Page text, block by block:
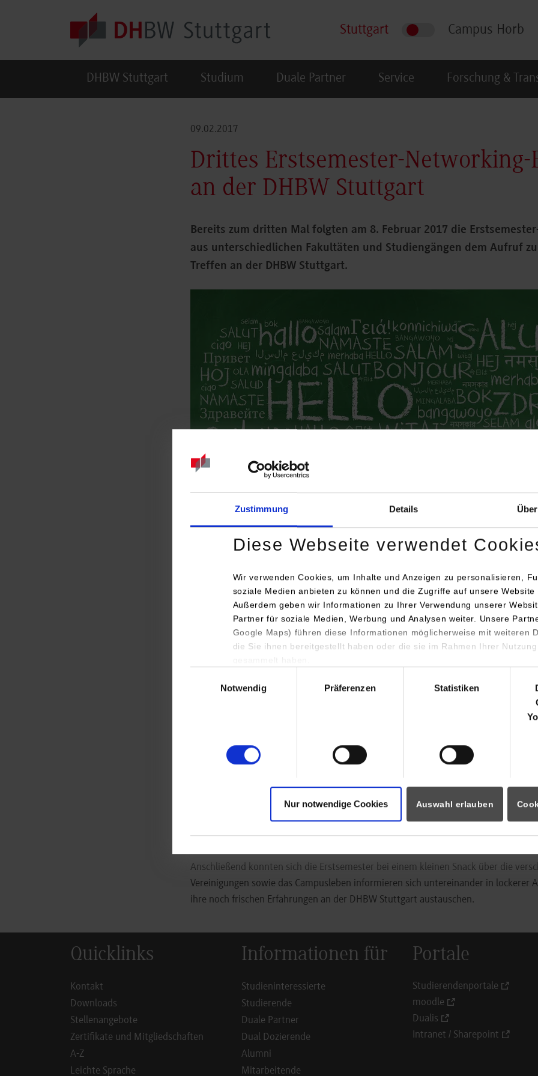
Zustimmung Details
Diese Webseite verwendet
Wir verwenden Cookies, um Inhalte und Anzeigen zu personalisieren,
soziale Medien anbieten zu können und die Zugriffe auf unsere Website
Außerdem geben wir Informationen zu Ihrer Verwendung unserer
Partner für soziale Medien, Werbung und Analysen weiter. Unsere
Google Maps) führen diese Informationen möglicherweise mit weiteren
die Sie ihnen bereitgestellt haben oder die sie im Rahmen Ihrer
Notwendig
Präferenzen Statistiken
Nur notwendige Cookies Auswahl erlauben
Stuttgart Campus Horb
DHBW Stuttgart Studium Duale Partner Service Forschung &
09.02.2017
Drittes Erstsemester-Networking-
an der DHBW Stuttgart
Bereits zum dritten Mal folgten am 8. Februar 2017 die
aus unterschiedlichen Fakultäten und Studiengängen dem Aufruf
Treffen an der DHBW Stuttgart.
Die informative Veranstaltung fand in der Studierendenlounge der Paulinenstraße
von drei Vereinigungen organisiert: dem Verein der Freunde und Förderer der
Studierenden-Vertretung (StuV) und dem internationalen Studierendenclub Culture
der Veranstaltung war es, auf die drei Hochschuleinrichtungen aufmerksam zu
Der Förderverein stellte sein vielseitiges Event- und Workshop-Programm vor,
Vorteile. Seit diesem Studienjahr ist die Mitgliedschaft im Förderverein für
Stuttgart kostenfrei. Die Studierendenvertretung (StuV) informierte über ihre
Möglichkeiten, das Campusleben an der DHBW Stuttgart aktiv mitzugestalten und
Connection erfuhren die Erstsemester, welche Unterstützung es beispielsweise bei
Auslandssemesters gibt.
Hoodies zu gewinnen. Dabei mussten sie schätzen, wie hoch die aktuelle Zahl aller
DHBW Stuttgart ist. Unter den Teilnehmern, die mit ihren Schätzungen am
Anschließend konnten sich die Erstsemester bei einem kleinen Snack über die
Vereinigungen sowie das Campusleben informieren sich untereinander in lockerer
ihre noch frischen Erfahrungen an der DHBW Stuttgart austauschen.
Quicklinks
Kontakt
Downloads
Stellenangebote
Zertifikate und Mitgliedschaften
A-Z
Leichte Sprache
Informationen für
Studieninteressierte
Studierende
Duale Partner
Dual Dozierende
Alumni
Mitarbeitende
Portale
Studierendenportale
moodle
Dualis
Intranet / Sharepoint